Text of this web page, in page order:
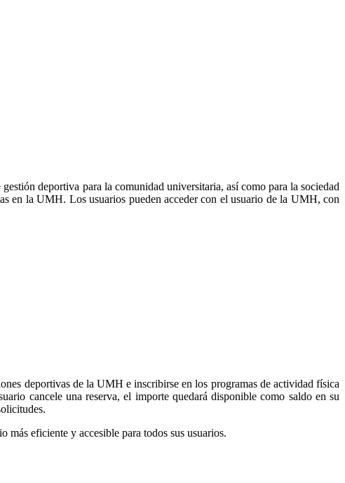
deportiva para la comunidad universitaria, así como para la sociedad
en la UMH. Los usuarios pueden acceder con el usuario de la UMH, con
deportivas de la UMH e inscribirse en los programas de actividad física
cancele una reserva, el importe quedará disponible como saldo en su
eficiente y accesible para todos sus usuarios.